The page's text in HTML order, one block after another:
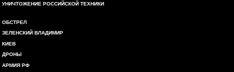
УНИЧТОЖЕНИЕ РОССИЙСКОЙ ТЕХНИКИ
ОБСТРЕЛ
ЗЕЛЕНСКИЙ ВЛАДИМИР
КИЕВ
ДРОНЫ
АРМИЯ РФ